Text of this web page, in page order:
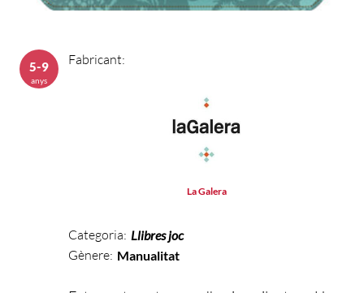
Fabricant:
La Galera
Categoria: Llibres joc
Gènere: Manualitat
5-9
anys